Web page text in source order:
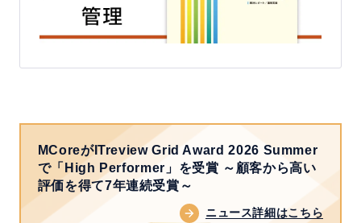
MCoreがITreview Grid Award 2026 Summer
で「High Performer」を受賞 ～顧客から高い
評価を得て7年連続受賞～
ニュース詳細はこちら